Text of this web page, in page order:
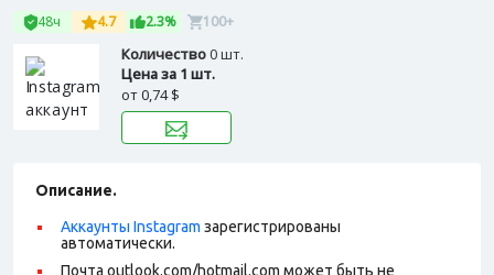
48ч 4.7 2.3% 100+
Количество0 шт.
Цена за 1 шт.
от0,74 $
Описание.
Аккаунты Instagram зарегистрированы
автоматически.
Почта outlook.com/hotmail.com может быть не